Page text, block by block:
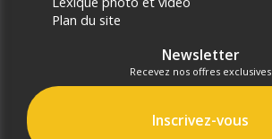
Plan du site
Newsletter
Recevez nos offres exclusives
Inscrivez-vous